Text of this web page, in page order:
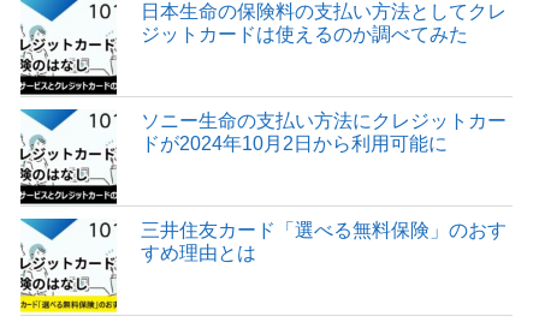
日本生命の保険料の支払い方法としてクレ
ジットカードは使えるのか調べてみた
ソニー生命の支払い方法にクレジットカー
ドが2024年10月2日から利用可能に
三井住友カード「選べる無料保険」のおす
すめ理由とは